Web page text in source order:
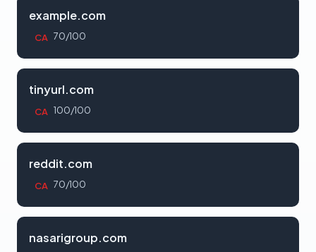
example.com
CA 70/100
tinyurl.com
CA 100/100
reddit.com
CA 70/100
nasarigroup.com